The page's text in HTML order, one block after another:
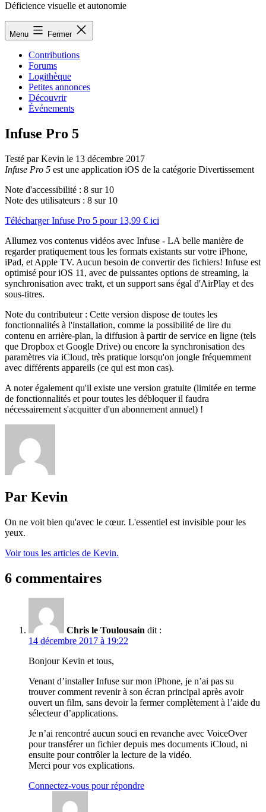
Déficience visuelle et autonomie
Menu Fermer
Contributions
Forums
Logithèque
Petites annonces
Découvrir
Événements
Infuse Pro 5
Testé par Kevin le 13 décembre 2017
Infuse Pro 5 est une application iOS de la catégorie Divertissement
Note d'accessibilité : 8 sur 10
Note des utilisateurs : 8 sur 10
TéléchargerInfuse Pro 5 pour 13,99 € ici
Allumez vos contenus vidéos avec Infuse - LA belle manière de
regarder pratiquement tous les formats existants sur votre iPhone,
iPad, et Apple TV. Aucun besoin de convertir des fichiers! Infuse est
optimisé pour iOS 11, avec de puissantes options de streaming, la
synchronisation avec trakt, et un support sans égal d'AirPlay et des
sous-titres.
Note du contributeur : Cette version dispose de toutes les
fonctionnalités à l'installation, comme la possibilité de lire du
contenu en arrière-plan, la diffusion à partir de service en ligne (tels
que Dropbox et Google Drive) ou encore la synchronisation des
paramètres via iCloud, très pratique lorsqu'on jongle fréquemment
avec différents appareils (ce qui est mon cas).
A noter également qu'il existe une version gratuite (limitée en terme
de fonctionnalités et pour toutes les débloquer il faudra
nécessairement s'acquitter d'un abonnement annuel) !
Par Kevin
On ne voit bien qu'avec le cœur. L'essentiel est invisible pour les
yeux.
Voir tous les articles de Kevin.
6 commentaires
Chris le Toulousain dit :
14 décembre 2017 à 19:22
Bonjour Kevin et tous,
Venant d’installer Infuse sur mon iPhone, je n’ai pas su
trouver comment revenir à son écran principal après avoir
ouvert un film, sans devoir la fermer complètement à l’aide du
sélecteur d’applications.
Je n’ai rencontré aucun souci en revanche avec VoiceOver
pour transférer un fichier depuis mes documents iCloud, ni
ensuite pour contrôler la lecture de la vidéo.
Merci pour vos explications.
Connectez-vous pour répondre